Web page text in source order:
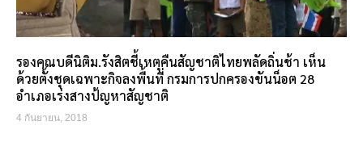
รองคณบดีนิติม.รังสิตชี้เหตุคืนสัญชาติไทยพลัดถิ่นช้า เห็น
ด้วยตั้งชุดเฉพาะกิจลงพื้นที่ กรมการปกครองขันน็อต 28
อำเภอเร่งสางป้ญหาสัญชาติ
4 กันยายน, 2018